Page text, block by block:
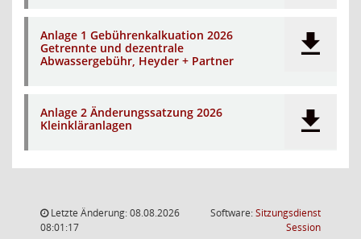
Anlage 1 Gebührenkalkuation 2026
Getrennte und dezentrale
Abwassergebühr, Heyder + Partner
Anlage 2 Änderungssatzung 2026
Kleinkläranlagen
Letzte Änderung: 08.08.2026
08:01:17
Software:Sitzungsdienst
Session(Wird in